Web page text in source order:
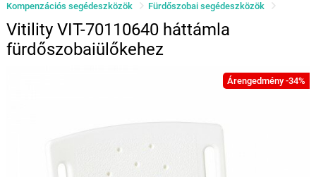
Kompenzációs segédeszközök
Fürdőszobai segédeszközök
Vitility VIT-70110640 háttámla
fürdőszobaiülőkehez
Árengedmény -34%